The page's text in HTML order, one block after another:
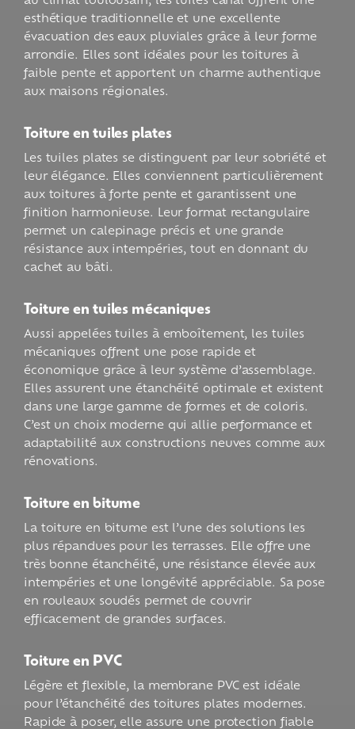
esthétique traditionnelle et une excellente
évacuation des eaux pluviales grâce à leur forme
arrondie. Elles sont idéales pour les toitures à
faible pente et apportent un charme authentique
aux maisons régionales.
Toiture en tuiles plates
Les tuiles plates se distinguent par leur sobriété et
leur élégance. Elles conviennent particulièrement
aux toitures à forte pente et garantissent une
finition harmonieuse. Leur format rectangulaire
permet un calepinage précis et une grande
résistance aux intempéries, tout en donnant du
cachet au bâti.
Toiture en tuiles mécaniques
Aussi appelées tuiles à emboîtement, les tuiles
mécaniques offrent une pose rapide et
économique grâce à leur système d’assemblage.
Elles assurent une étanchéité optimale et existent
dans une large gamme de formes et de coloris.
C’est un choix moderne qui allie performance et
adaptabilité aux constructions neuves comme aux
rénovations.
Toiture en bitume
La toiture en bitume est l’une des solutions les
plus répandues pour les terrasses. Elle offre une
très bonne étanchéité, une résistance élevée aux
intempéries et une longévité appréciable. Sa pose
en rouleaux soudés permet de couvrir
efficacement de grandes surfaces.
Toiture en PVC
Légère et flexible, la membrane PVC est idéale
pour l’étanchéité des toitures plates modernes.
Rapide à poser, elle assure une protection fiable